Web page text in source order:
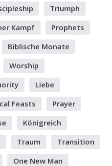
Triumph
Kampf
Prophets
Biblische Monate
Worship
Liebe
Feasts
Prayer
Königreich
Traum
Transition
One New Man